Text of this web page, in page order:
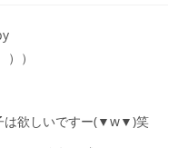
）
は欲しいですー(▼w▼)笑